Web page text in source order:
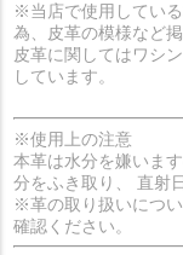
※当店で使用してい
為、皮革の模様など
皮革に関してはワシ
しています。
※使用上の注意
本革は水分を嫌いま
分をふき取り、 直射
※革の取り扱いにつ
確認ください。